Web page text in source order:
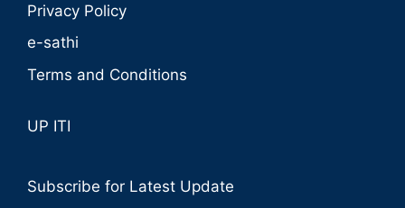
Privacy Policy
e-sathi
Terms and Conditions
UP ITI
Subscribe for Latest Update